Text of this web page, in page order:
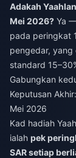
Adakah
Mei 2026? Ya
pada peringkat
pengedar,
standard
Gabungkan
Keputusan
Mei 2026
Kad hadiah
ialah pek
SAR setiap